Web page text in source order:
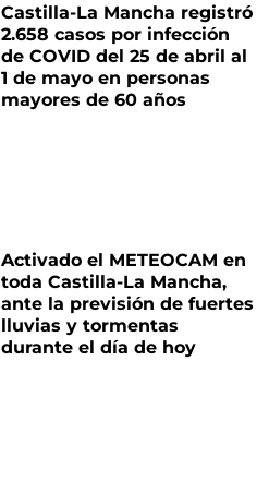
Castilla-La Mancha registró
2.658 casos por infección
de COVID del 25 de abril al
1 de mayo en personas
mayores de 60 años
Activado el METEOCAM en
toda Castilla-La Mancha,
ante la previsión de fuertes
lluvias y tormentas
durante el día de hoy